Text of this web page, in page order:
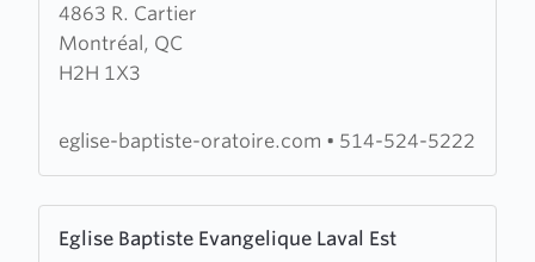
4863 R. Cartier
Montréal, QC
H2H 1X3
about
Eglise
Baptiste
eglise-baptiste-oratoire.com • 514-524-5222
Eglise Baptiste Evangelique Laval Est
more